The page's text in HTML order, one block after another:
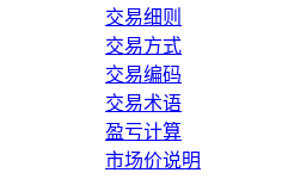
交易细则
交易方式
交易编码
交易术语
盈亏计算
市场价说明